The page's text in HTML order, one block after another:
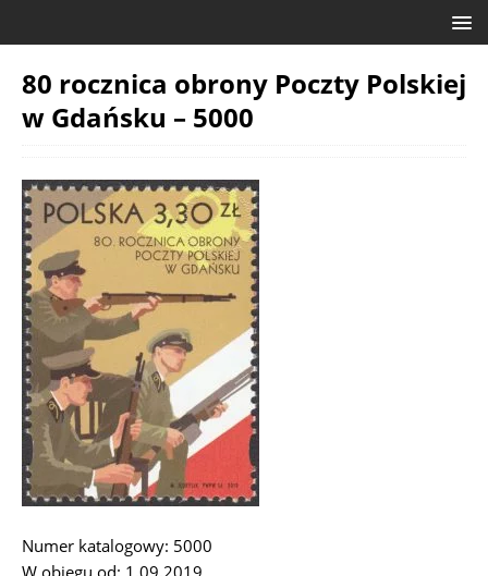
80 rocznica obrony Poczty Polskiej
w Gdańsku – 5000
Numer katalogowy: 5000
W obiegu od: 1.09.2019